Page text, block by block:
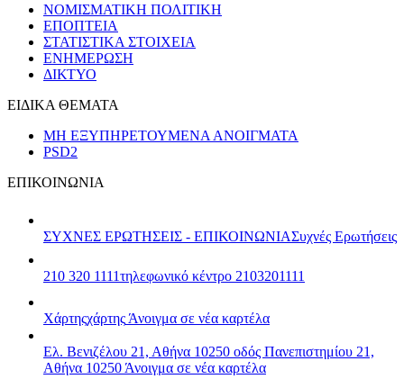
ΝΟΜΙΣΜΑΤΙΚΗ ΠΟΛΙΤΙΚΗ
ΕΠΟΠΤΕΙΑ
ΣΤΑΤΙΣΤΙΚΑ ΣΤΟΙΧΕΙΑ
ΕΝΗΜΕΡΩΣΗ
ΔΙΚΤΥΟ
ΕΙΔΙΚΑ ΘΕΜΑΤΑ
ΜΗ ΕΞΥΠΗΡΕΤΟΥΜΕΝΑ ΑΝΟΙΓΜΑΤΑ
PSD2
ΕΠΙΚΟΙΝΩΝΙΑ
ΣΥΧΝΕΣ ΕΡΩΤΗΣΕΙΣ - ΕΠΙΚΟΙΝΩΝΙΑΣυχνές Ερωτήσεις
210 320 1111τηλεφωνικό κέντρο 2103201111
Χάρτηςχάρτης Άνοιγμα σε νέα καρτέλα
Ελ. Βενιζέλου 21, Αθήνα 10250 οδός Πανεπιστημίου 21,
Αθήνα 10250 Άνοιγμα σε νέα καρτέλα